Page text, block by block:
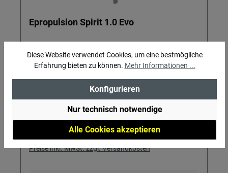
Diese Website verwendet Cookies, um eine bestmögliche
Erfahrung bieten zu können. Mehr Informationen ...
Alle Cookies akzeptieren
Nur technisch notwendige
Konfigurieren
Epropulsion Spirit 1.0 Evo
Der Elektro-Außenboardmotor für kleine Boote
bis ca. 1,5 t
Regulärer Preis:
2.549,00 €
Preise inkl. MwSt. zzgl. Versandkosten